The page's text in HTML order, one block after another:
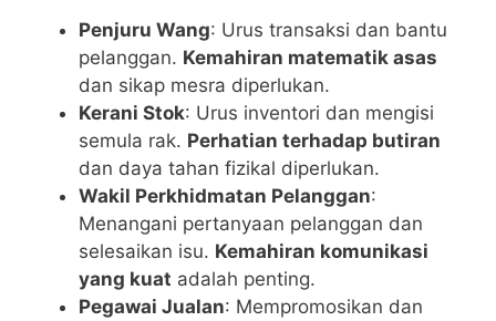
Penjuru Wang: Urus transaksi dan bantu
pelanggan. Kemahiran matematik asas
dan sikap mesra diperlukan.
Kerani Stok: Urus inventori dan mengisi
semula rak. Perhatian terhadap butiran
dan daya tahan fizikal diperlukan.
Wakil Perkhidmatan Pelanggan:
Menangani pertanyaan pelanggan dan
selesaikan isu. Kemahiran komunikasi
yang kuat adalah penting.
Pegawai Jualan: Mempromosikan dan